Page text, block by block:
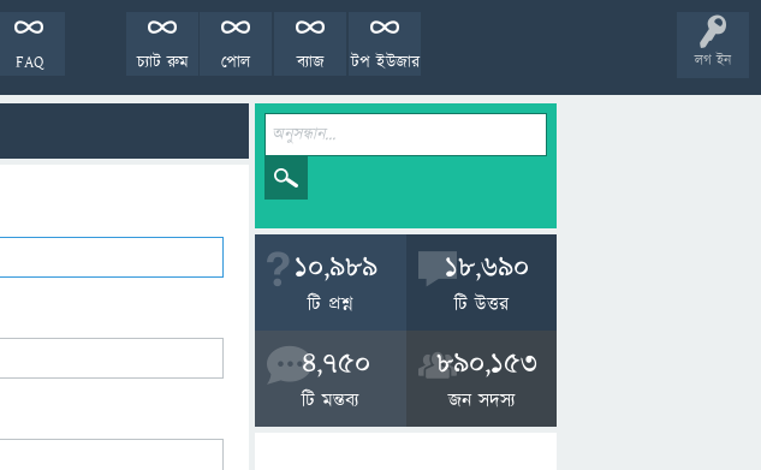
লগ ইন
FAQ টপ ইউজার
ব্যাজ
পোল
চ্যাট রুম
10,989
টি প্রশ্ন
18,690
টি উত্তর
4,750
টি মন্তব্য
890,153
জন সদস্য